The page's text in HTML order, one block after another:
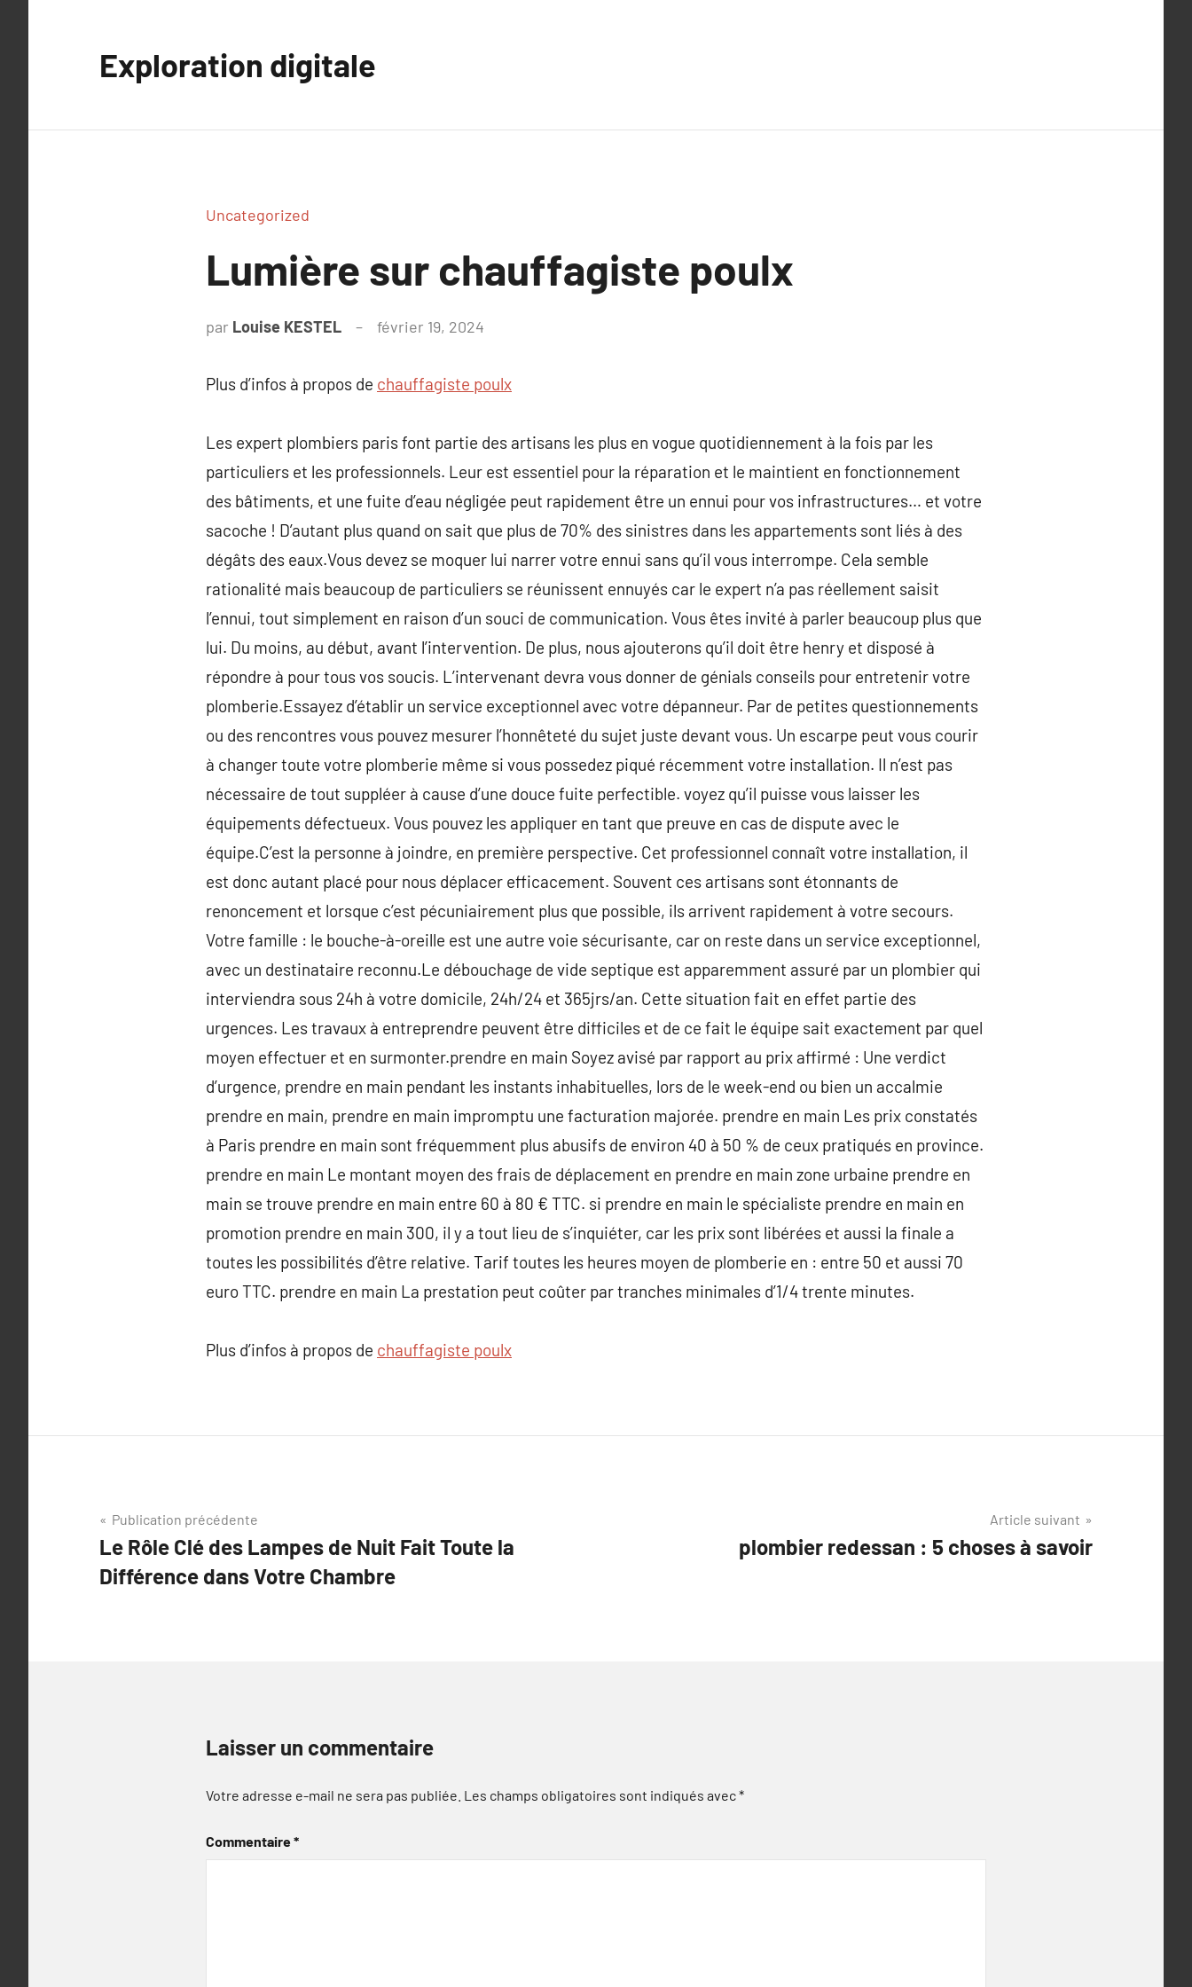
Exploration digitale
Uncategorized
Lumière sur chauffagiste poulx
par Louise KESTEL février 19, 2024
Plus d’infos à propos de chauffagiste poulx
Les expert plombiers paris font partie des artisans les plus en vogue quotidiennement à la fois par les
particuliers et les professionnels. Leur est essentiel pour la réparation et le maintient en fonctionnement
des bâtiments, et une fuite d’eau négligée peut rapidement être un ennui pour vos infrastructures… et votre
sacoche ! D’autant plus quand on sait que plus de 70% des sinistres dans les appartements sont liés à des
dégâts des eaux.Vous devez se moquer lui narrer votre ennui sans qu’il vous interrompe. Cela semble
rationalité mais beaucoup de particuliers se réunissent ennuyés car le expert n’a pas réellement saisit
l’ennui, tout simplement en raison d’un souci de communication. Vous êtes invité à parler beaucoup plus que
lui. Du moins, au début, avant l’intervention. De plus, nous ajouterons qu’il doit être henry et disposé à
répondre à pour tous vos soucis. L’intervenant devra vous donner de génials conseils pour entretenir votre
plomberie.Essayez d’établir un service exceptionnel avec votre dépanneur. Par de petites questionnements
ou des rencontres vous pouvez mesurer l’honnêteté du sujet juste devant vous. Un escarpe peut vous courir
à changer toute votre plomberie même si vous possedez piqué récemment votre installation. Il n’est pas
nécessaire de tout suppléer à cause d’une douce fuite perfectible. voyez qu’il puisse vous laisser les
équipements défectueux. Vous pouvez les appliquer en tant que preuve en cas de dispute avec le
équipe.C’est la personne à joindre, en première perspective. Cet professionnel connaît votre installation, il
est donc autant placé pour nous déplacer efficacement. Souvent ces artisans sont étonnants de
renoncement et lorsque c’est pécuniairement plus que possible, ils arrivent rapidement à votre secours.
Votre famille : le bouche-à-oreille est une autre voie sécurisante, car on reste dans un service exceptionnel,
avec un destinataire reconnu.Le débouchage de vide septique est apparemment assuré par un plombier qui
interviendra sous 24h à votre domicile, 24h/24 et 365jrs/an. Cette situation fait en effet partie des
urgences. Les travaux à entreprendre peuvent être difficiles et de ce fait le équipe sait exactement par quel
moyen effectuer et en surmonter.prendre en main Soyez avisé par rapport au prix affirmé : Une verdict
d’urgence, prendre en main pendant les instants inhabituelles, lors de le week-end ou bien un accalmie
prendre en main, prendre en main impromptu une facturation majorée. prendre en main Les prix constatés
à Paris prendre en main sont fréquemment plus abusifs de environ 40 à 50 % de ceux pratiqués en province.
prendre en main Le montant moyen des frais de déplacement en prendre en main zone urbaine prendre en
main se trouve prendre en main entre 60 à 80 € TTC. si prendre en main le spécialiste prendre en main en
promotion prendre en main 300, il y a tout lieu de s’inquiéter, car les prix sont libérées et aussi la finale a
toutes les possibilités d’être relative. Tarif toutes les heures moyen de plomberie en : entre 50 et aussi 70
euro TTC. prendre en main La prestation peut coûter par tranches minimales d’1/4 trente minutes.
Plus d’infos à propos de chauffagiste poulx
Navigation
de
l’article
Publication précédente
Le Rôle Clé des Lampes de Nuit Fait Toute la
Différence dans Votre Chambre
Article suivant
plombier redessan : 5 choses à savoir
Laisser un commentaire
Votre adresse e-mail ne sera pas publiée. Les champs obligatoires sont indiqués avec*
Commentaire*